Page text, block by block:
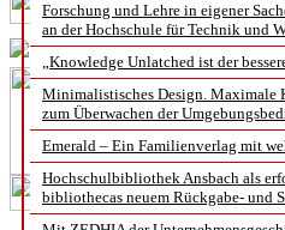
Forschung und Lehre in eigener
an der Hochschule für Technik und
„Knowledge Unlatched ist der
Minimalistisches Design. Maximale
zum Überwachen der
Emerald – Ein Familienverlag mit
Hochschulbibliothek Ansbach als
bibliothecas neuem Rückgabe- und